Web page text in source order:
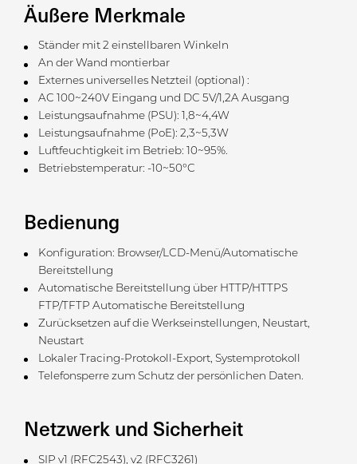
Äußere Merkmale
Ständer mit 2 einstellbaren Winkeln
An der Wand montierbar
Externes universelles Netzteil (optional) :
AC 100~240V Eingang und DC 5V/1,2A Ausgang
Leistungsaufnahme (PSU): 1,8~4,4W
Leistungsaufnahme (PoE): 2,3~5,3W
Luftfeuchtigkeit im Betrieb: 10~95%.
Betriebstemperatur: -10~50°C
Bedienung
Konfiguration: Browser/LCD-Menü/Automatische
Bereitstellung
Automatische Bereitstellung über HTTP/HTTPS
FTP/TFTP Automatische Bereitstellung
Zurücksetzen auf die Werkseinstellungen, Neustart,
Neustart
Lokaler Tracing-Protokoll-Export, Systemprotokoll
Telefonsperre zum Schutz der persönlichen Daten.
Netzwerk und Sicherheit
SIP v1 (RFC2543), v2 (RFC3261)